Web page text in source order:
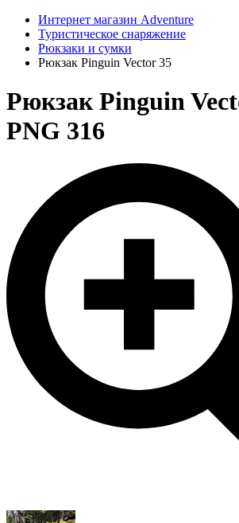
Интернет магазин Adventure
Туристическое снаряжение
Рюкзаки и сумки
Рюкзак Pinguin Vector 35
Рюкзак Pinguin
PNG 316